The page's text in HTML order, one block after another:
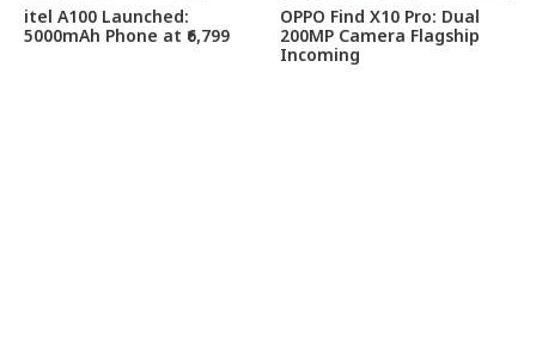
itel A100 Launched:
5000mAh Phone at ₹6,799
OPPO Find X10 Pro: Dual
200MP Camera Flagship
Incoming